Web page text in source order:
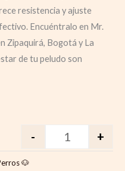
resistencia y ajuste
Encuéntralo en Mr.
Zipaquirá, Bogotá y La
de tu peludo son
- +
🐶